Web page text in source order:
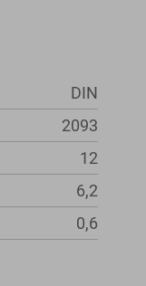
DIN
2093
12
6,2
0,6